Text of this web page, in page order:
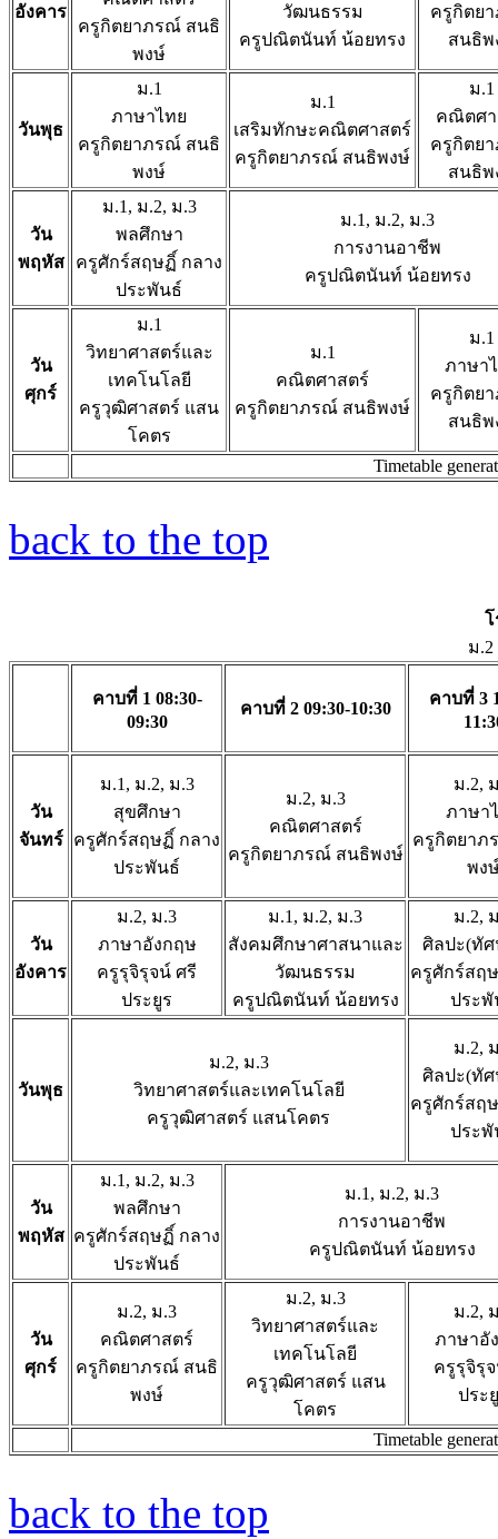
อังคาร
ครูกิตยาภรณ์ สนธิ
พงษ์
วัฒนธรรม
ครูปณิตนันท์ น้อยทรง
ครูกิตย
สนธิพ
วันพุธ
ม.1
ภาษาไทย
ครูกิตยาภรณ์ สนธิ
พงษ์
ม.1
เสริมทักษะคณิตศาสตร์
ครูกิตยาภรณ์ สนธิพงษ์
ม.1
คณิตศา
ครูกิตย
สนธิพ
วัน
พฤหัส
ม.1, ม.2, ม.3
พลศึกษา
ครูศักร์สฤษฏิ์ กลาง
ประพันธ์
ม.1, ม.2, ม.3
การงานอาชีพ
ครูปณิตนันท์ น้อยทรง
วัน
ศุกร์
ม.1
วิทยาศาสตร์และ
เทคโนโลยี
ครูวุฒิศาสตร์ แสน
โคตร
ม.1
คณิตศาสตร์
ครูกิตยาภรณ์ สนธิพงษ์
ม.1
ภาษา
ครูกิตย
สนธิพ
Timetable
back to the top
โ
ม.2
คาบที่ 1 08:30-
09:30
คาบที่ 2 09:30-10:30
คาบที่ 3
วัน
จันทร์
ม.1, ม.2, ม.3
สุขศึกษา
ครูศักร์สฤษฏิ์ กลาง
ประพันธ์
ม.2, ม.3
คณิตศาสตร์
ครูกิตยาภรณ์ สนธิพงษ์
ม.2,
ภาษา
ครูกิตยาภ
พง
วัน
อังคาร
ม.2, ม.3
ภาษาอังกฤษ
ครูรุจิรุจน์ ศรี
ประยูร
ม.1, ม.2, ม.3
สังคมศึกษาศาสนาและ
วัฒนธรรม
ครูปณิตนันท์ น้อยทรง
ม.2,
ศิลปะ(ทั
ครูศักร์สฤ
ประพั
วันพุธ
ม.2, ม.3
วิทยาศาสตร์และเทคโนโลยี
ครูวุฒิศาสตร์ แสนโคตร
ม.2,
ศิลปะ(ทั
ครูศักร์สฤ
ประพั
วัน
พฤหัส
ม.1, ม.2, ม.3
พลศึกษา
ครูศักร์สฤษฏิ์ กลาง
ประพันธ์
ม.1, ม.2, ม.3
การงานอาชีพ
ครูปณิตนันท์ น้อยทรง
วัน
ศุกร์
ม.2, ม.3
คณิตศาสตร์
ครูกิตยาภรณ์ สนธิ
พงษ์
ม.2, ม.3
วิทยาศาสตร์และ
เทคโนโลยี
ครูวุฒิศาสตร์ แสน
โคตร
ม.2,
ภาษาอั
ครูรุจิรุ
ประ
Timetable
back to the top